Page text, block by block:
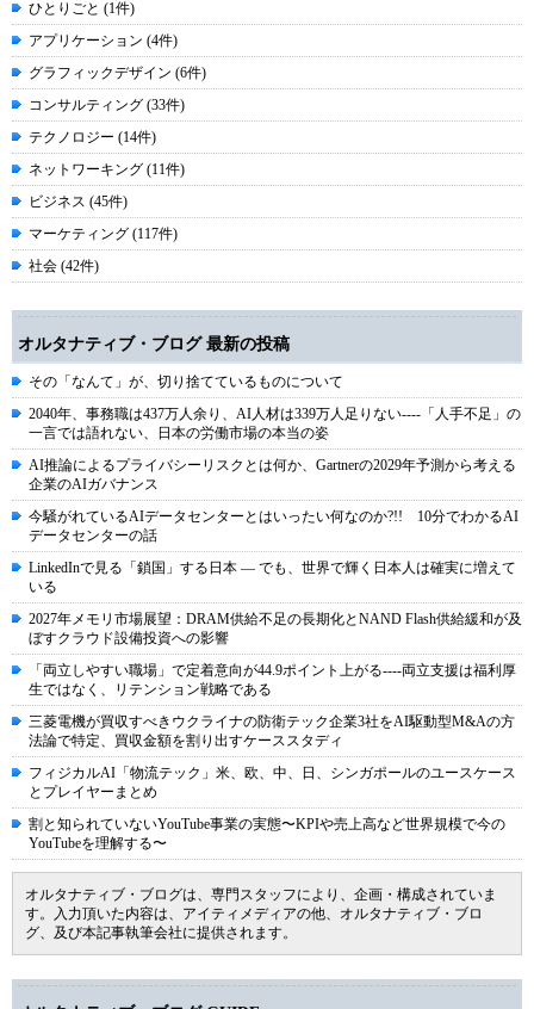
ひとりごと (1件)
アプリケーション (4件)
グラフィックデザイン (6件)
コンサルティング (33件)
テクノロジー (14件)
ネットワーキング (11件)
ビジネス (45件)
マーケティング (117件)
社会 (42件)
オルタナティブ・ブログ 最新の投稿
その「なんて」が、切り捨てているものについて
2040年、事務職は437万人余り、AI人材は339万人足りない----「人手不足」の
一言では語れない、日本の労働市場の本当の姿
AI推論によるプライバシーリスクとは何か、Gartnerの2029年予測から考える
企業のAIガバナンス
今騒がれているAIデータセンターとはいったい何なのか?!! 10分でわかるAI
データセンターの話
LinkedInで見る「鎖国」する日本 ― でも、世界で輝く日本人は確実に増えて
いる
2027年メモリ市場展望：DRAM供給不足の長期化とNAND Flash供給緩和が及
ぼすクラウド設備投資への影響
「両立しやすい職場」で定着意向が44.9ポイント上がる----両立支援は福利厚
生ではなく、リテンション戦略である
三菱電機が買収すべきウクライナの防衛テック企業3社をAI駆動型M&Aの方
法論で特定、買収金額を割り出すケーススタディ
フィジカルAI「物流テック」米、欧、中、日、シンガポールのユースケース
とプレイヤーまとめ
割と知られていないYouTube事業の実態〜KPIや売上高など世界規模で今の
YouTubeを理解する〜
オルタナティブ・ブログは、専門スタッフにより、企画・構成されていま
す。入力頂いた内容は、アイティメディアの他、オルタナティブ・ブロ
グ、及び本記事執筆会社に提供されます。